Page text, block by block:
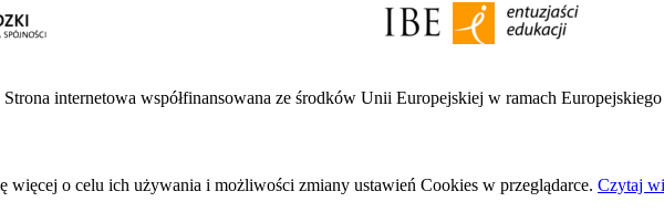
Strona internetowa współfinansowana ze środków Unii Europejskiej w ramach Europejskiego
o celu ich używania i możliwości zmiany ustawień Cookies w przeglądarce. Czytaj